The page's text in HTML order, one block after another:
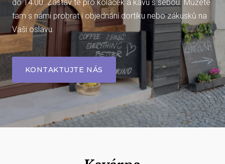
do 14:00. Zastav te pro koláček a kávu s sebou. Můžete
tam s námi probrat i objednání dortíku nebo zákusků na
Vaši oslavu.
KONTAKTUJTE NÁS